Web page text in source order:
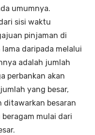
umumnya.
sisi waktu
pinjaman di
daripada melalui
adalah jumlah
perbankan akan
yang besar,
ditawarkan besaran
mulai dari